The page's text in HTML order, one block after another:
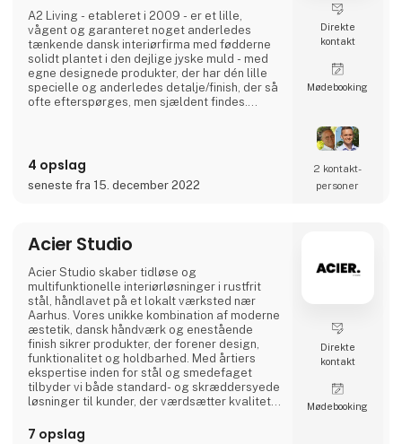
A2 Living - etableret i 2009 - er et lille,
vågent og garanteret noget anderledes
tænkende dansk interiørfirma med fødderne
solidt plantet i den dejlige jyske muld - med
egne designede produkter, der har dén lille
specielle og anderledes detalje/finish, der så
ofte efterspørges, men sjældent findes.
sætter en ære i at lægge navn til - kort sagt,
dansk design der holder…
4 opslag
seneste fra 15. december 2022
Direkte
kontakt
Møde­booking
2 kontakt­
personer
Acier Studio
Acier Studio skaber tidløse og
multifunktionelle interiørløsninger i rustfrit
stål, håndlavet på et lokalt værksted nær
Aarhus. Vores unikke kombination af moderne
æstetik, dansk håndværk og enestående
finish sikrer produkter, der forener design,
funktionalitet og holdbarhed. Med årtiers
ekspertise inden for stål og smedefaget
tilbyder vi både standard- og skræddersyede
løsninger til kunder, der værdsætter kvalitet i
7 opslag
Direkte
kontakt
Møde­booking